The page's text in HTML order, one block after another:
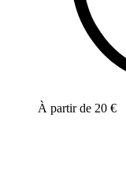
À partir de 20 €